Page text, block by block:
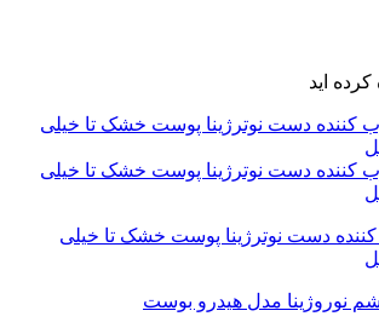
اید
دست نوترژینا پوست خشک تا خیلی